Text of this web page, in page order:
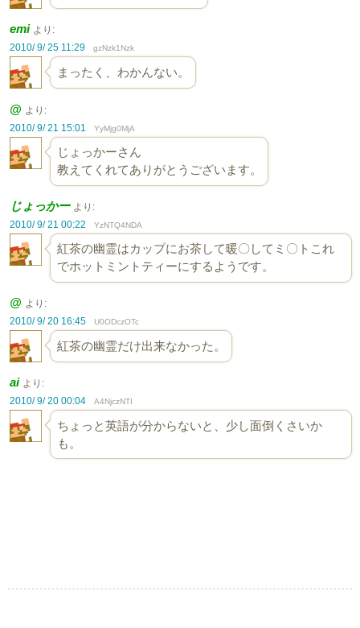
emi より:
2010/ 9/ 25 11:29
gzNzk1Nzk
まったく、わかんない。
@ より:
2010/ 9/ 21 15:01
YyMjg0MjA
じょっかーさん
教えてくれてありがとうございます。
じょっかー より:
2010/ 9/ 21 00:22
YzNTQ4NDA
紅茶の幽霊はカップにお茶して暖〇してミ〇トこれ
でホットミントティーにするようです。
@ より:
2010/ 9/ 20 16:45
U0ODczOTc
紅茶の幽霊だけ出来なかった。
ai より:
2010/ 9/ 20 00:04
A4NjczNTI
ちょっと英語が分からないと、少し面倒くさいか
も。